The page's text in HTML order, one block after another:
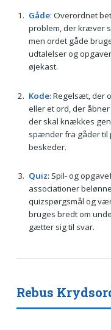
Gåde: Overordnet
problem, der kræver
men ordet gåde
udtalelser og
øjekast.
Kode: Regelsæt, der
eller et ord, der åbner
der skal knækkes
spænder fra gåder til
beskeder.
Quiz: Spil- og
associationer
quizspørgsmål og
bruges bredt om
gætter sig til svar.
Rebus